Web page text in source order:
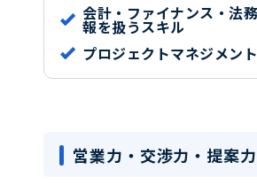
会計・ファイナンス・法
報を扱うスキル
プロジェクトマネジメン
営業力・交渉力・提案力